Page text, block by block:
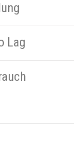
Lag